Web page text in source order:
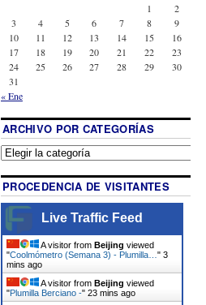
1
2
3
4 5 6 7 8
9
10
11 12 13 14 15
16
17
18 19 20 21 22
23
24
25 26 27 28 29
30
31
« Ene
ARCHIVO POR CATEGORÍAS
PROCEDENCIA DE VISITANTES
Live Traffic Feed
A visitor from Beijing viewed
"Coolmómetro (Semana 3) - Plumilla… " 3
mins ago
A visitor from Beijing viewed
"Plumilla Berciano -" 23 mins ago